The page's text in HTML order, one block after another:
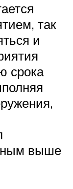
так
и
срока
выше